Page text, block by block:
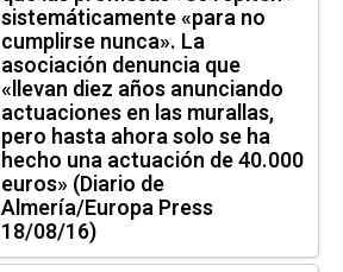
sistemáticamente «para no
cumplirse nunca». La
asociación denuncia que
«llevan diez años anunciando
actuaciones en las murallas,
pero hasta ahora solo se ha
hecho una actuación de 40.000
euros» (Diario de
Almería/Europa Press
18/08/16)